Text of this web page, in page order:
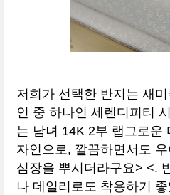
저희가 선택한 반지는 새
인 중 하나인 세렌디피티
는 남녀 14K 2부 랩그로운
자인으로, 깔끔하면서도
심장을 뿌시더라구요> <.
나 데일리로도 착용하기